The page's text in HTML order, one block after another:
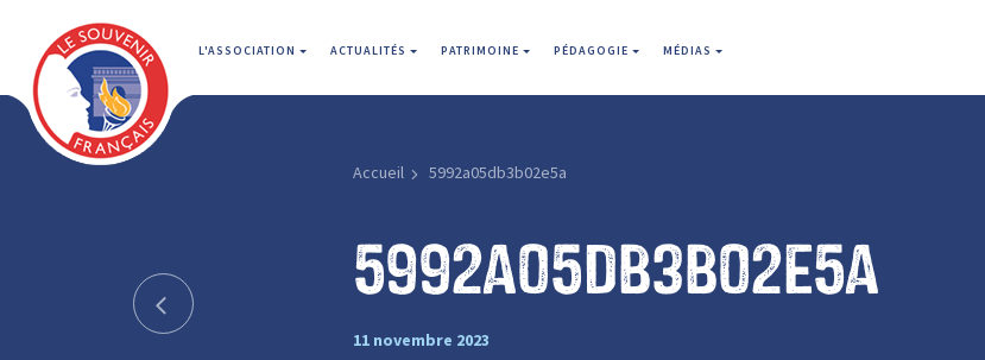
L'ASSOCIATION ACTUALITÉS PATRIMOINE PÉDAGOGIE MÉDIAS
Accueil 5992a05db3b02e5a
5992a05db3b02e5a
11 novembre 2023